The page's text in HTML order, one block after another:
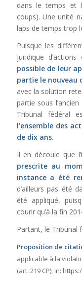
dans le temps et
coups). Une unité
laps de temps trop
Puisque les
juridique d’actions
possible de leur
partie le nouveau
avec la solution
partie sous
Tribunal fédéral
l’ensemble des
de dix ans.
Il en découle que
prescrite au
instance a été
d’ailleurs pas été
été appliqué,
courir qu’à la fin
Partant, le Tribunal
Proposition de
applicable à la
(art. 219 CP), in: